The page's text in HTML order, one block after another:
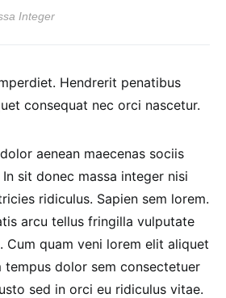
Integer
Hendrerit penatibus
consequat nec orci nascetur.
aenean maecenas sociis
sit donec massa integer nisi
ridiculus. Sapien sem lorem.
arcu tellus fringilla vulputate
Cum quam veni lorem elit aliquet
tempus dolor sem consectetuer
sed in orci eu ridiculus vitae.